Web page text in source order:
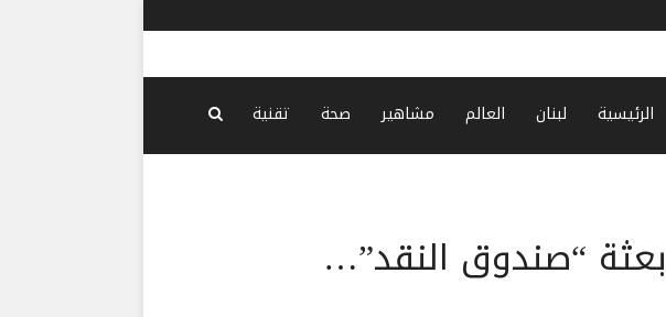
الرئيسية لبنان العالم مشاهير صحة تقنية
“صندوق النقد”…